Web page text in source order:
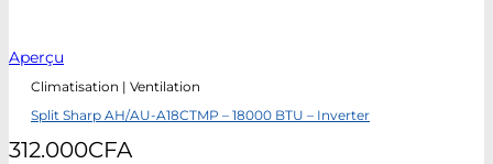
Aperçu
Climatisation | Ventilation
Split Sharp AH/AU-A18CTMP – 18000 BTU – Inverter
312.000CFA